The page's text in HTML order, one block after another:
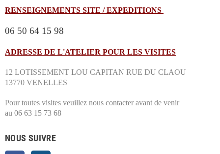
RENSEIGNEMENTS SITE / EXPEDITIONS
06 50 64 15 98
ADRESSE DE L'ATELIER POUR LES VISITES
12 LOTISSEMENT LOU CAPITAN RUE DU CLAOU
13770 VENELLES
Pour toutes visites veuillez nous contacter avant de venir
au 06 63 15 73 68
NOUS SUIVRE